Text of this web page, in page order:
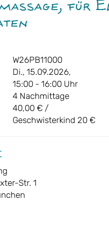
für
W26PB11000
Di., 15.09.2026,
15:00 - 16:00 Uhr
4 Nachmittage
40,00 € /
Geschwisterkind 20 €
Str. 1